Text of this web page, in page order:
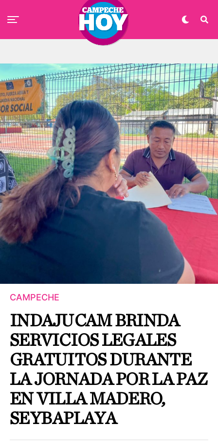
CAMPECHE
INDAJUCAM BRINDA
SERVICIOS LEGALES
GRATUITOS DURANTE
LA JORNADA POR LA PAZ
EN VILLA MADERO,
SEYBAPLAYA